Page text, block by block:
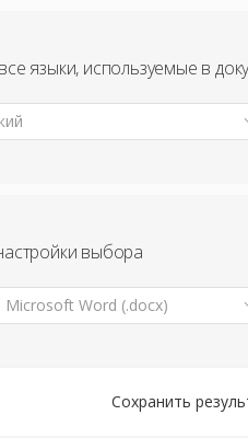
языки, используемые в
выбора
Microsoft Word (.docx)
Сохранить